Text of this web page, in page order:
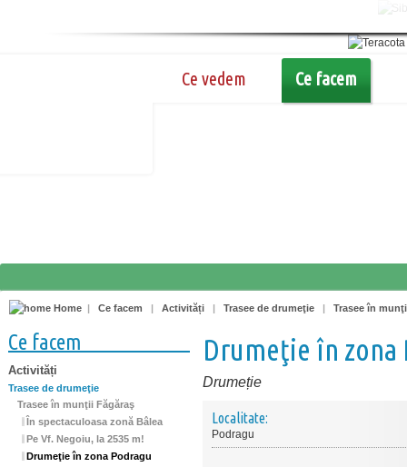
Ce vedem Ce facem
Home | Ce facem | Activități | Trasee de drumeţie | Trasee în
Ce facem
Activități
Trasee de drumeţie
Trasee în munţii Făgăraş
În spectaculoasa zonă Bâlea
Pe Vf. Negoiu, la 2535 m!
Drumeţie în zona Podragu
Drumeţie în zona
Drumeție
Localitate:
Podragu